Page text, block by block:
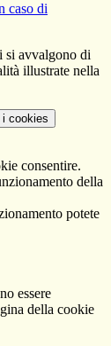
caso di
si avvalgono di
illustrate nella
i cookies
consentire.
della
potete
essere
della cookie